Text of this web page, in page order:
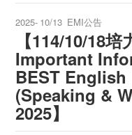
2025- 10/13 EMI公告
【114/10/18
Important
BEST
(Speaking &
2025】